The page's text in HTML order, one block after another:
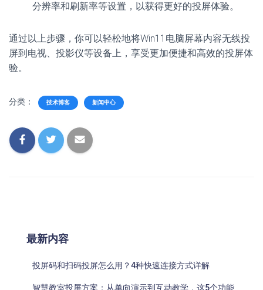
分辨率和刷新率等设置，以获得更好的投屏体验。
通过以上步骤，你可以轻松地将Win11电脑屏幕内容无线投
屏到电视、投影仪等设备上，享受更加便捷和高效的投屏体
验。
分类： 技术博客 新闻中心
最新内容
投屏码和扫码投屏怎么用？4种快速连接方式详解
智慧教室投屏方案：从单向演示到互动教学，这5个功能